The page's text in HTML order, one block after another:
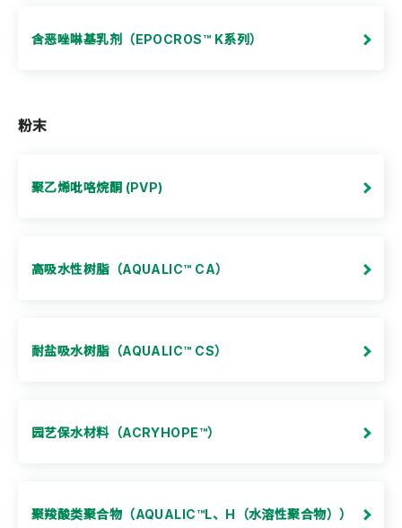
含恶唑啉基乳剂（EPOCROS™ K系列）
粉末
聚乙烯吡咯烷酮 (PVP)
高吸水性树脂（AQUALIC™ CA）
耐盐吸水树脂（AQUALIC™ CS）
园艺保水材料（ACRYHOPE™）
聚羧酸类聚合物（AQUALIC™L、H（水溶性聚合物））